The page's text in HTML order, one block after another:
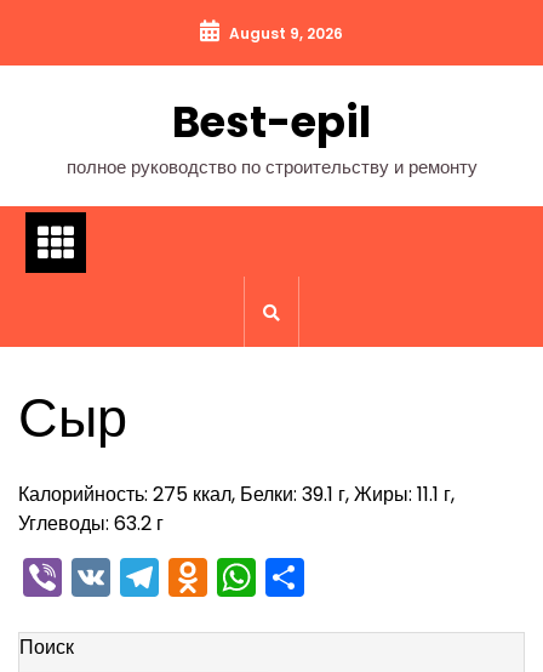
содержимому
August 9, 2026
Best-epil
полное руководство по строительству и ремонту
Сыр
Калорийность: 275 ккал, Белки: 39.1 г, Жиры: 11.1 г,
Углеводы: 63.2 г
Viber
VKTelegram
Odnoklassniki
WhatsApp
Поиск